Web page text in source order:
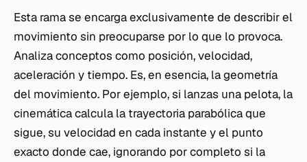
Esta rama se encarga exclusivamente de describir el
movimiento sin preocuparse por lo que lo provoca.
Analiza conceptos como posición, velocidad,
aceleración y tiempo. Es, en esencia, la geometría
del movimiento. Por ejemplo, si lanzas una pelota, la
cinemática calcula la trayectoria parabólica que
sigue, su velocidad en cada instante y el punto
exacto donde cae, ignorando por completo si la